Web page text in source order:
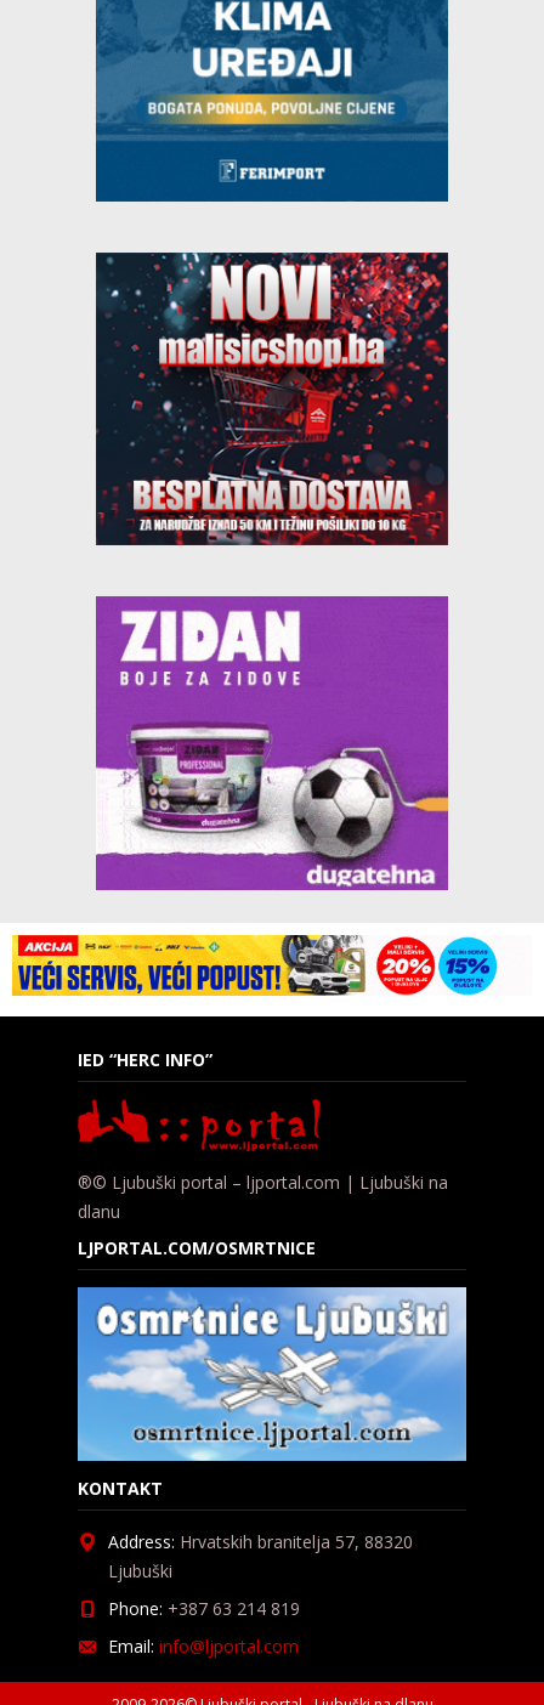
IED “HERC INFO”
®© Ljubuški portal – ljportal.com | Ljubuški na
dlanu
LJPORTAL.COM/OSMRTNICE
KONTAKT
Address: Hrvatskih branitelja 57, 88320
Ljubuški
Phone: +387 63 214 819
Email: info@ljportal.com